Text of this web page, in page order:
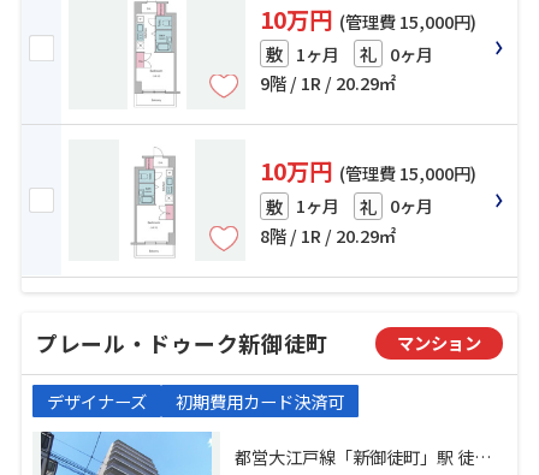
10万円 (管理費 15,000円)
敷 1ヶ月 礼 0ヶ月
9階 / 1R / 20.29㎡
10万円 (管理費 15,000円)
敷 1ヶ月 礼 0ヶ月
8階 / 1R / 20.29㎡
プレール・ドゥーク新御徒町 マンション
デザイナーズ 初期費用カード決済可
都営大江戸線「新御徒町」駅 徒歩3